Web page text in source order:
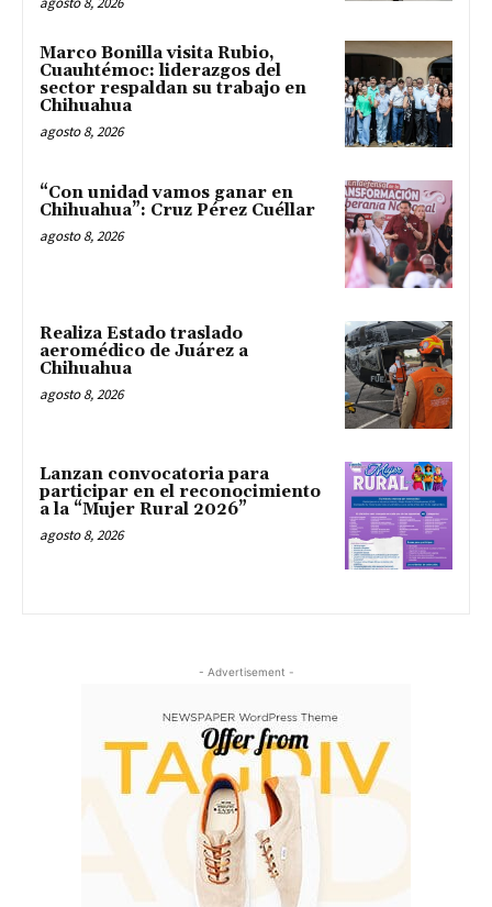
Marco Bonilla visita Rubio,
Cuauhtémoc: liderazgos del
sector respaldan su trabajo en
Chihuahua
agosto 8, 2026
“Con unidad vamos ganar en
Chihuahua”: Cruz Pérez Cuéllar
agosto 8, 2026
Realiza Estado traslado
aeromédico de Juárez a
Chihuahua
agosto 8, 2026
Lanzan convocatoria para
participar en el reconocimiento
a la “Mujer Rural 2026”
agosto 8, 2026
- Advertisement -